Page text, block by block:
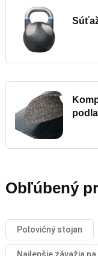
Obľúbený
Polovičný stojan
Najlepšie závažia